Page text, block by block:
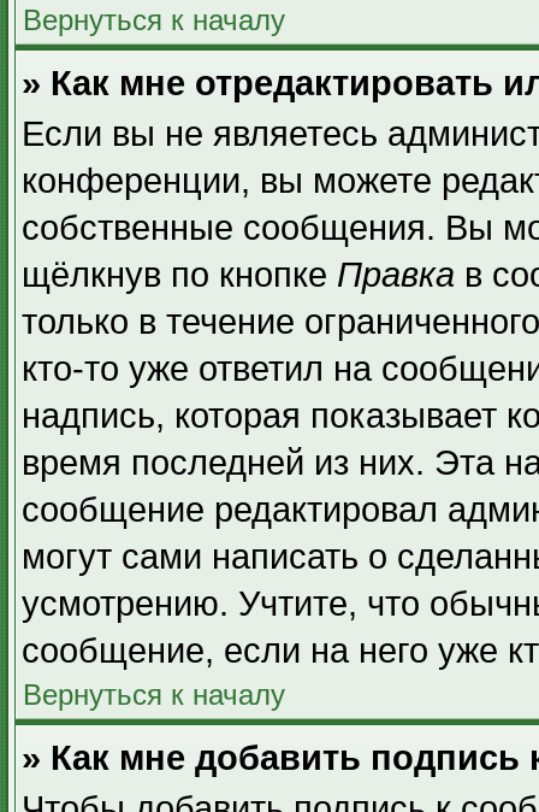
Вернуться к началу
» Как мне отредактировать
Если вы не являетесь
конференции, вы можете
собственные сообщения. Вы
щёлкнув по кнопке Правка в
только в течение
кто-то уже ответил на
надпись, которая показывает
время последней из них. Эта
сообщение редактировал
могут сами написать о
усмотрению. Учтите, что
сообщение, если на него уже
Вернуться к началу
» Как мне добавить